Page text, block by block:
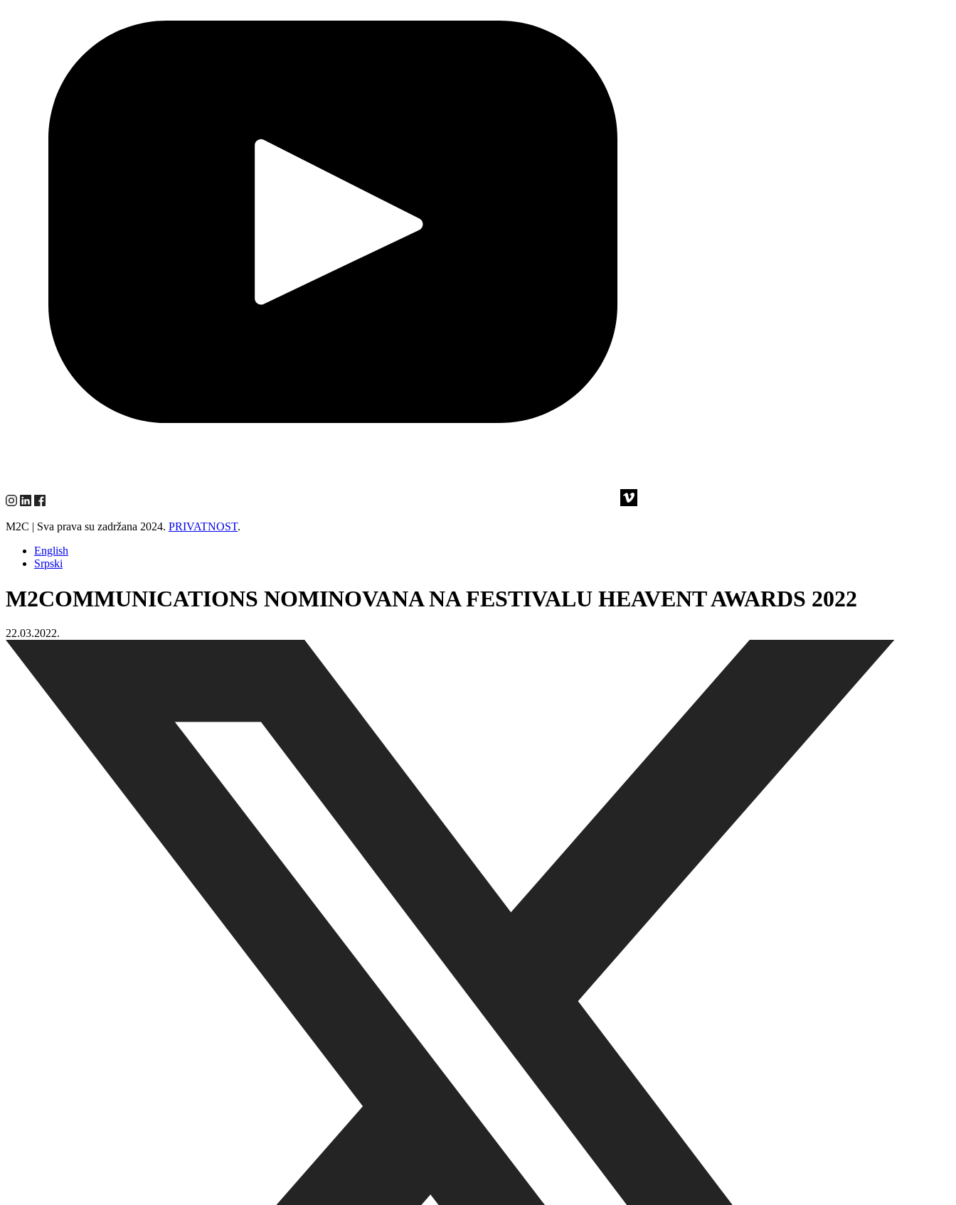
M2C | Sva prava su zadržana 2024. PRIVATNOST.
English
Srpski
M2COMMUNICATIONS NOMINOVANA NA FESTIVALU HEAVENT AWARDS 2022
22.03.2022.